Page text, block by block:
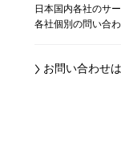
日本国内各社のサ
各社個別の問い合
お問い合わせ